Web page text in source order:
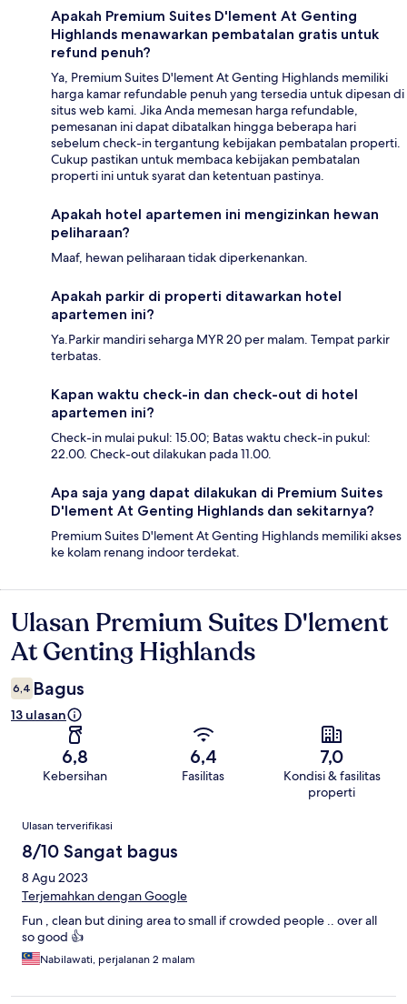
Apakah Premium Suites D'lement At Genting
Highlands menawarkan pembatalan gratis untuk
refund penuh?
Ya, Premium Suites D'lement At Genting Highlands memiliki
harga kamar refundable penuh yang tersedia untuk dipesan di
situs web kami. Jika Anda memesan harga refundable,
pemesanan ini dapat dibatalkan hingga beberapa hari
sebelum check-in tergantung kebijakan pembatalan properti.
Cukup pastikan untuk membaca kebijakan pembatalan
properti ini untuk syarat dan ketentuan pastinya.
Apakah hotel apartemen ini mengizinkan hewan
peliharaan?
Maaf, hewan peliharaan tidak diperkenankan.
Apakah parkir di properti ditawarkan hotel
apartemen ini?
Ya.Parkir mandiri seharga MYR 20 per malam. Tempat parkir
terbatas.
Kapan waktu check-in dan check-out di hotel
apartemen ini?
Check-in mulai pukul: 15.00; Batas waktu check-in pukul:
22.00. Check-out dilakukan pada 11.00.
Apa saja yang dapat dilakukan di Premium Suites
D'lement At Genting Highlands dan sekitarnya?
Premium Suites D'lement At Genting Highlands memiliki akses
ke kolam renang indoor terdekat.
Ulasan
Ulasan Premium Suites D'lement
At Genting Highlands
6,4 Bagus
13 ulasan
6,8
Kebersihan
6,4
Fasilitas
7,0
Kondisi & fasilitas
properti
Ulasan
Ulasan terverifikasi
8/10 Sangat bagus
8 Agu 2023
Terjemahkan dengan Google
Fun , clean but dining area to small if crowded people .. over all
so good 👍
Nabilawati, perjalanan 2 malam